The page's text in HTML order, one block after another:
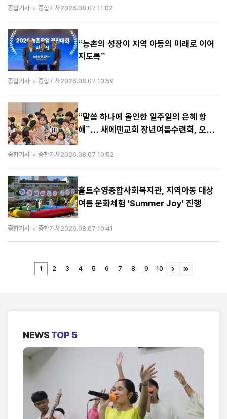
종합기사 종합기사2026.08.07 11:02
“농촌의 성장이 지역 아동의 미래로 이어
지도록”
종합기사 종합기사2026.08.07 10:59
“말씀 하나에 올인한 일주일의 은혜 항
해”… 새에덴교회 장년여름수련회, 오늘
종합기사 종합기사2026.08.07 10:52
홀트수영종합사회복지관, 지역아동 대상
여름 문화체험 'Summer Joy' 진행
종합기사 종합기사2026.08.07 10:41
1 2 3 4 5 6 7 8 9 10
NEWS TOP 5